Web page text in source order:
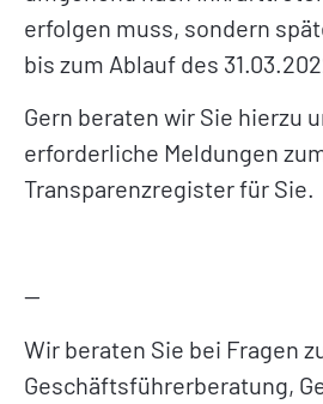
erfolgen muss, sondern
bis zum Ablauf des
Gern beraten wir Sie hierzu
erforderliche Meldungen
Transparenzregister für Sie.
—
Wir beraten Sie bei Fragen
Geschäftsführerberatung,